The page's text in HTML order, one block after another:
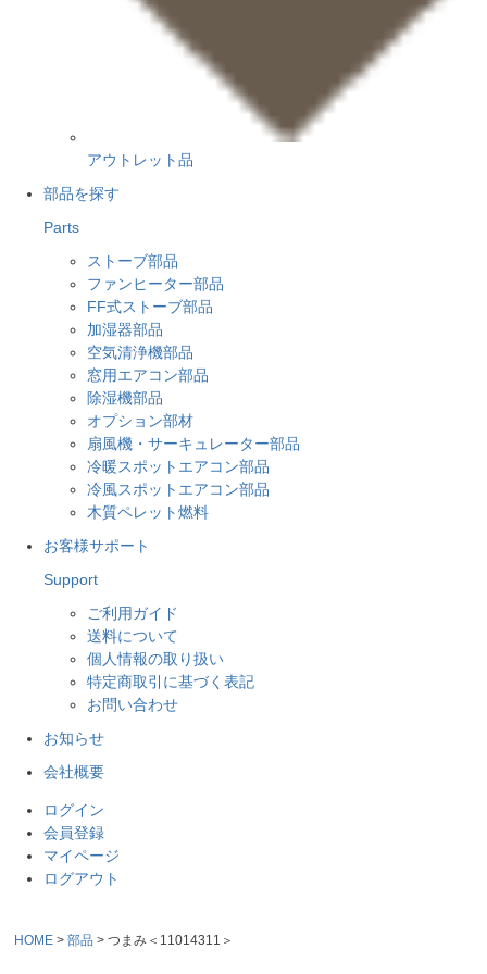
アウトレット品
部品を探す
Parts
ストーブ部品
ファンヒーター部品
FF式ストーブ部品
加湿器部品
空気清浄機部品
窓用エアコン部品
除湿機部品
オプション部材
扇風機・サーキュレーター部品
冷暖スポットエアコン部品
冷風スポットエアコン部品
木質ペレット燃料
お客様サポート
Support
ご利用ガイド
送料について
個人情報の取り扱い
特定商取引に基づく表記
お問い合わせ
お知らせ
会社概要
ログイン
会員登録
マイページ
ログアウト
HOME 部品 つまみ＜11014311＞